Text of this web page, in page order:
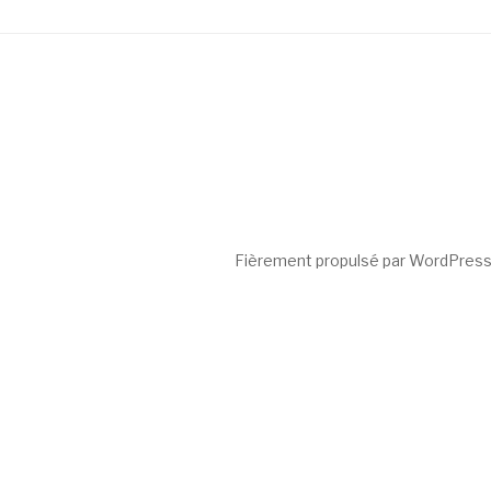
Fièrement propulsé par WordPress